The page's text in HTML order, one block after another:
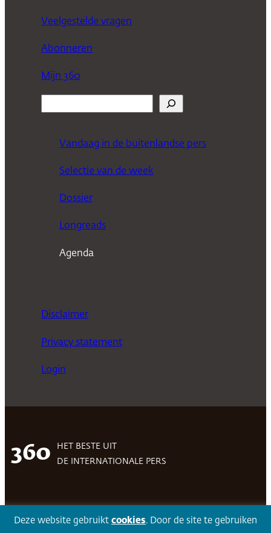
Veelgestelde vragen
Abonneren
Mijn 360
Vandaag in de buitenlandse pers
Selectie van de week
Dossier
Longreads
Agenda
Disclaimer
Privacy statement
Login
360
HET BESTE UIT
DE INTERNATIONALE PERS
Volg 360Facebook LinkedIn Twitter
Deze website gebruikt cookies. Door de site te gebruiken